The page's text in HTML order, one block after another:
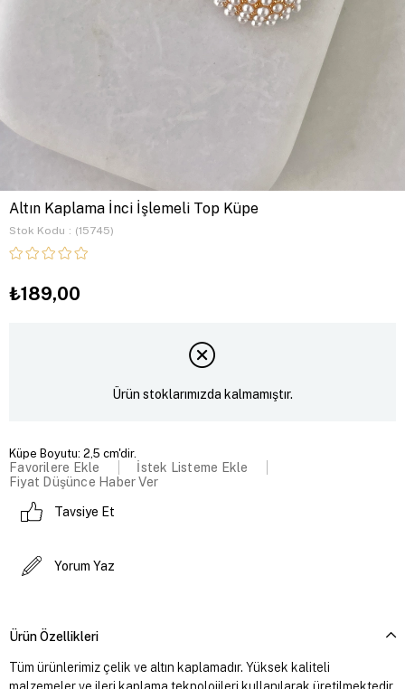
Altın Kaplama İnci İşlemeli Top Küpe
Stok Kodu (15745)
₺189,00
Ürün stoklarımızda kalmamıştır.
Küpe Boyutu: 2,5 cm'dir.
Favorilere Ekle
İstek Listeme Ekle
Fiyat Düşünce Haber Ver
Tavsiye Et
Yorum Yaz
Ürün Özellikleri
Tüm ürünlerimiz çelik ve altın kaplamadır. Yüksek kaliteli
malzemeler ve ileri kaplama teknolojileri kullanılarak üretilmektedir.